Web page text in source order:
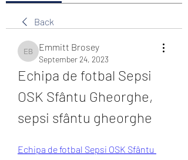
Back
Emmitt Brosey
Emmitt Brosey
September 24, 2023
Echipa de fotbal Sepsi
OSK Sfântu Gheorghe,
sepsi sfântu gheorghe
Echipa de fotbal Sepsi OSK Sfântu